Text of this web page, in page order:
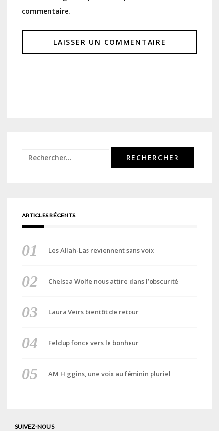
commentaire.
Rechercher :
ARTICLES RÉCENTS
Les Allah-Las reviennent sans voix
Chelsea Wolfe nous attire dans l’obscurité
Laura Veirs bientôt de retour
Feldup fonce vers le bonheur
AM Higgins, une voix au féminin pluriel
SUIVEZ-NOUS